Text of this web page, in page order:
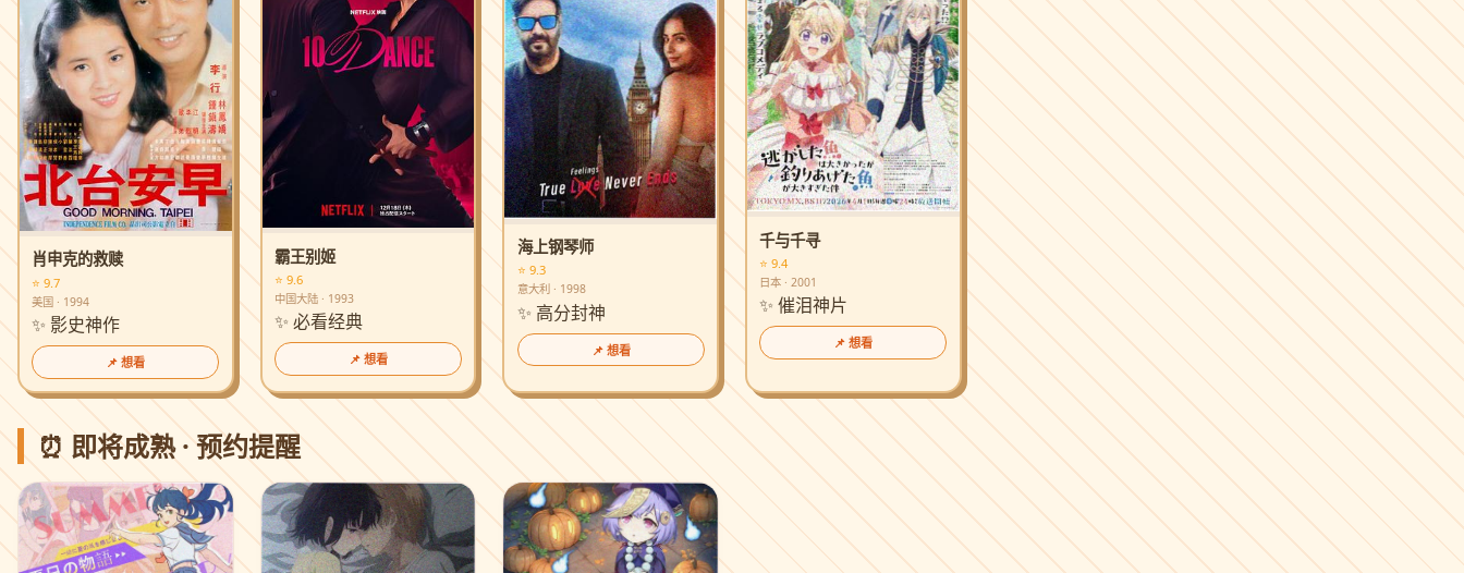
肖申克的救赎
⭐ 9.7
美国 · 1994
✨ 影史神作
📌 想看
霸王别姬
⭐ 9.6
中国大陆 · 1993
✨ 必看经典
📌 想看
海上钢琴师
⭐ 9.3
意大利 · 1998
✨ 高分封神
📌 想看
千与千寻
⭐ 9.4
日本 · 2001
✨ 催泪神片
📌 想看
⏰ 即将成熟 · 预约提醒